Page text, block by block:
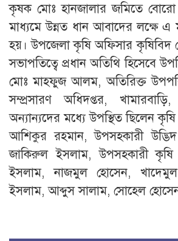
‎কৃষক মোঃ হানজালার জমিতে বোরো
মাধ্যমে উন্নত ধান আবাদের লক্ষে এ
হয়। উপজেলা কৃষি অফিসার কৃষিবিদ
সভাপতিত্বে প্রধান অতিথি হিসেবে
মোঃ মাহফুজ আলম, অতিরিক্ত
সম্প্রসারণ অধিদপ্তর,
অন্যান্যদের মধ্যে উপস্থিত ছিলেন
আশিকুর রহমান, উপসহকারী
জাকিরুল ইসলাম, উপসহকারী
ইসলাম, নাজমুল হোসেন,
ইসলাম, আব্দুস সালাম, সোহেল